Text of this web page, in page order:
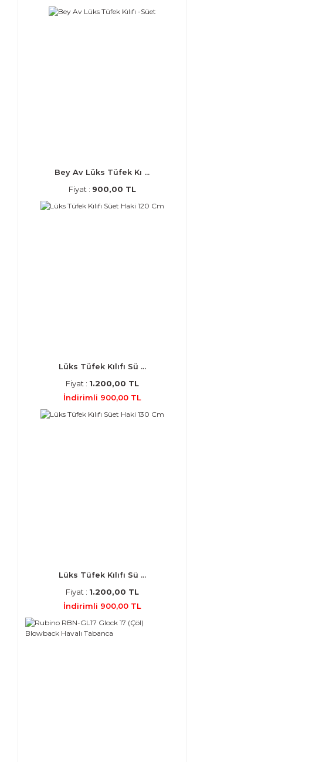
Bey Av Lüks Tüfek Kı ...
Fiyat : 900,00 TL
Lüks Tüfek Kılıfı Sü ...
Fiyat : 1.200,00 TL
İndirimli 900,00 TL
Lüks Tüfek Kılıfı Sü ...
Fiyat : 1.200,00 TL
İndirimli 900,00 TL